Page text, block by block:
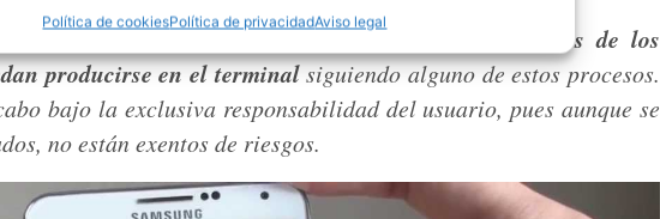
Política de cookiesPolítica de privacidadAviso legal
que desde ProAndroidno nos hacemos responsables de los
producirse en el terminalsiguiendo alguno de estos procesos.
bajo la exclusiva responsabilidad del usuario, pues aunque se
no están exentos de riesgos.